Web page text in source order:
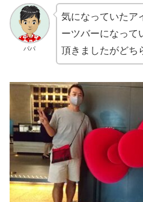
パパ
気になっていたア
ーツバーになって
頂きましたがどち